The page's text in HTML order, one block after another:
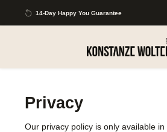
Skip to main content
14-Day Happy You Guarantee
Privacy
Our privacy policy is only available